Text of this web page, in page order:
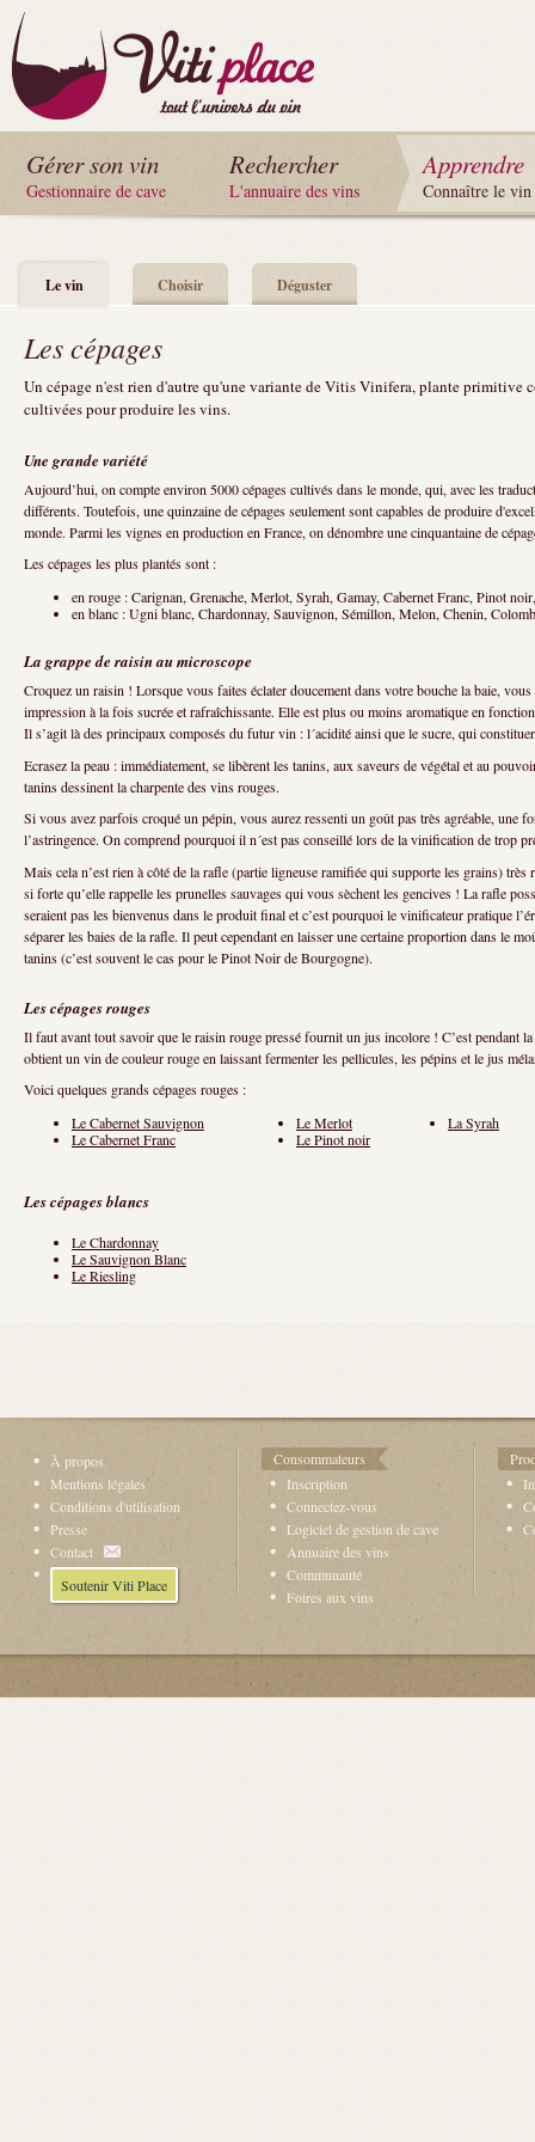
Gérer son vin
Gestionnaire de cave
Rechercher
L'annuaire des vins
Apprendre
Connaître le vin
Le vin Choisir Déguster
Les cépages
Un cépage n'est rien d'autre qu'une variante de Vitis Vinifera, plante primitive
cultivées pour produire les vins.
Une grande variété
Aujourd’hui, on compte environ 5000 cépages cultivés dans le monde, qui, avec les
différents. Toutefois, une quinzaine de cépages seulement sont capables de produire
monde. Parmi les vignes en production en France, on dénombre une cinquantaine de
Les cépages les plus plantés sont :
en rouge : Carignan, Grenache, Merlot, Syrah, Gamay, Cabernet Franc, Pinot noir,
en blanc : Ugni blanc, Chardonnay, Sauvignon, Sémillon, Melon, Chenin,
La grappe de raisin au microscope
Croquez un raisin ! Lorsque vous faites éclater doucement dans votre bouche la baie, vous
impression à la fois sucrée et rafraîchissante. Elle est plus ou moins aromatique en
Il s’agit là des principaux composés du futur vin : l´acidité ainsi que le sucre, qui
Ecrasez la peau : immédiatement, se libèrent les tanins, aux saveurs de végétal et au
tanins dessinent la charpente des vins rouges.
Si vous avez parfois croqué un pépin, vous aurez ressenti un goût pas très agréable, une
l’astringence. On comprend pourquoi il n´est pas conseillé lors de la vinification de trop
Mais cela n’est rien à côté de la rafle (partie ligneuse ramifiée qui supporte les grains) très
si forte qu’elle rappelle les prunelles sauvages qui vous sèchent les gencives ! La rafle
seraient pas les bienvenus dans le produit final et c’est pourquoi le vinificateur pratique
séparer les baies de la rafle. Il peut cependant en laisser une certaine proportion dans le
tanins (c’est souvent le cas pour le Pinot Noir de Bourgogne).
Les cépages rouges
Il faut avant tout savoir que le raisin rouge pressé fournit un jus incolore ! C’est pendant la
obtient un vin de couleur rouge en laissant fermenter les pellicules, les pépins et le jus
Voici quelques grands cépages rouges :
Le Cabernet Sauvignon
Le Cabernet Franc
Le Merlot
Le Pinot noir
La Syrah
Les cépages blancs
Le Chardonnay
Le Sauvignon Blanc
Le Riesling
À propos
Mentions légales
Conditions d'utilisation
Presse
Contact
Soutenir Viti Place
Consommateurs
Inscription
Connectez-vous
Logiciel de gestion de cave
Annuaire des vins
Communauté
Foires aux vins